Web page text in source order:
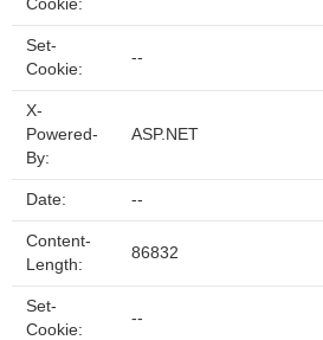
Cookie:
Set-
Cookie:
--
X-
Powered-
By:
ASP.NET
Date: --
Content-
Length:
86832
Set-
Cookie:
--